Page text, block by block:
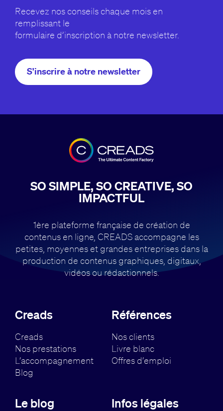
Recevez nos conseils chaque mois en
remplissant le
formulaire d’inscription à notre newsletter.
S'inscrire à notre newsletter
SO SIMPLE, SO CREATIVE, SO
IMPACTFUL
1ère plateforme française de création de
contenus en ligne, CREADS accompagne les
petites, moyennes et grandes entreprises dans la
production de contenus graphiques, digitaux,
vidéos ou rédactionnels.
Creads
Creads
Nos prestations
L’accompagnement
Blog
Références
Nos clients
Livre blanc
Offres d’emploi
Le blog Infos légales